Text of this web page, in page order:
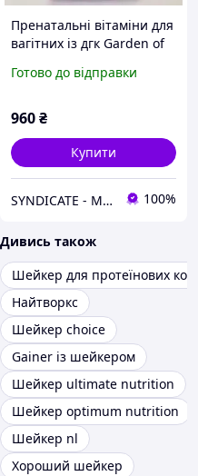
Пренатальні вітаміни для
вагітних із дгк Garden of
Multi + DHA 30 капсул
Готово до відправки
960₴
Купити
SYNDICATE - Магазин спортивного харчування 100%
Дивись також
Шейкер для протеїнових
Найтворкс
Шейкер choice
Gainer із шейкером
Шейкер ultimate nutrition
Шейкер optimum nutrition
Шейкер nl
Хороший шейкер